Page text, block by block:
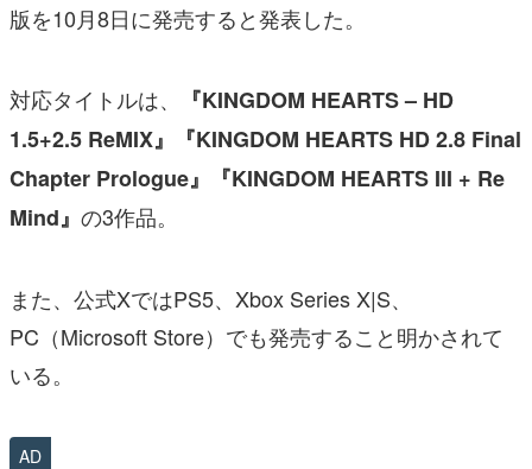
版を10月8日に発売すると発表した。
対応タイトルは、
『KINGDOM HEARTS – HD
1.5+2.5 ReMIX』『KINGDOM HEARTS HD 2.8 Final
Chapter Prologue』『KINGDOM HEARTS III + Re
Mind』 の3作品。
また、公式XではPS5、Xbox Series X|S、
PC（Microsoft Store）でも発売すること明かされて
いる。
AD